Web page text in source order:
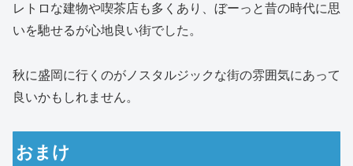
レトロな建物や喫茶店も多くあり、ぼーっと昔の時代に思
いを馳せるが心地良い街でした。
秋に盛岡に行くのがノスタルジックな街の雰囲気にあって
良いかもしれません。
おまけ